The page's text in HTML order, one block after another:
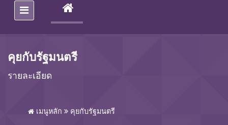
(CURRENT)
คุยกับรัฐมนตรี
รายละเอียด
เมนูหลัก คุยกับรัฐมนตรี